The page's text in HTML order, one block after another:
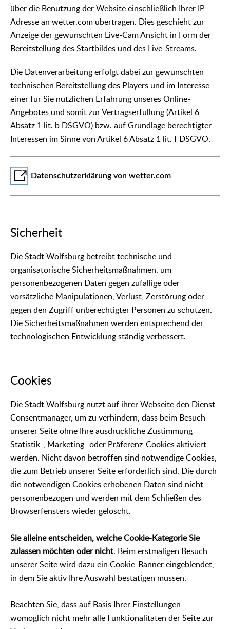
über die Benutzung der Website einschließlich Ihrer IP-
Adresse an wetter.com übertragen. Dies geschieht zur
Anzeige der gewünschten Live-Cam Ansicht in Form der
Bereitstellung des Startbildes und des Live-Streams.
Die Datenverarbeitung erfolgt dabei zur gewünschten
technischen Bereitstellung des Players und im Interesse
einer für Sie nützlichen Erfahrung unseres Online-
Angebotes und somit zur Vertragserfüllung (Artikel 6
Absatz 1 lit. b DSGVO) bzw. auf Grundlage berechtigter
Interessen im Sinne von Artikel 6 Absatz 1 lit. f DSGVO.
Datenschutzerklärung von wetter.com
Sicherheit
Die Stadt Wolfsburg betreibt technische und
organisatorische Sicherheitsmaßnahmen, um
personenbezogenen Daten gegen zufällige oder
vorsätzliche Manipulationen, Verlust, Zerstörung oder
gegen den Zugriff unberechtigter Personen zu schützen.
Die Sicherheitsmaßnahmen werden entsprechend der
technologischen Entwicklung ständig verbessert.
Cookies
Die Stadt Wolfsburg nutzt auf ihrer Webseite den Dienst
Consentmanager, um zu verhindern, dass beim Besuch
unserer Seite ohne Ihre ausdrückliche Zustimmung
Statistik-, Marketing- oder Präferenz-Cookies aktiviert
werden. Nicht davon betroffen sind notwendige Cookies,
die zum Betrieb unserer Seite erforderlich sind. Die durch
die notwendigen Cookies erhobenen Daten sind nicht
personenbezogen und werden mit dem Schließen des
Browserfensters wieder gelöscht.
Sie alleine entscheiden, welche Cookie-Kategorie Sie
zulassen möchten oder nicht. Beim erstmaligen Besuch
unserer Seite wird dazu ein Cookie-Banner eingeblendet,
in dem Sie aktiv Ihre Auswahl bestätigen müssen.
Beachten Sie, dass auf Basis Ihrer Einstellungen
womöglich nicht mehr alle Funktionalitäten der Seite zur